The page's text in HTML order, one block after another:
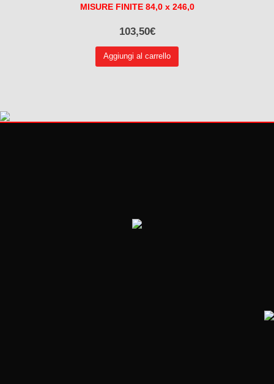
MISURE FINITE 84,0 x 246,0
103,50€
Aggiungi al carrello